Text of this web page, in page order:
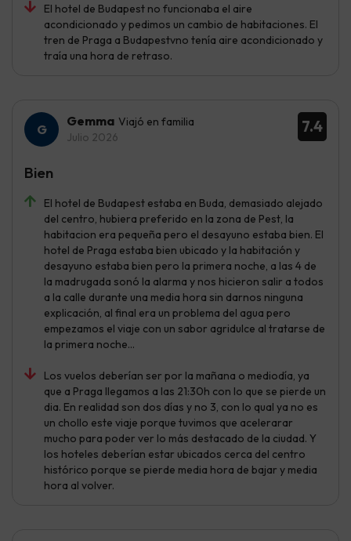
El hotel de Budapest no funcionaba el aire
acondicionado y pedimos un cambio de habitaciones. El
tren de Praga a Budapestvno tenía aire acondicionado y
traía una hora de retraso.
7.4
Gemma Viajó en familia
Julio 2026
El hotel de Budapest estaba en Buda, demasiado alejado
del centro, hubiera preferido en la zona de Pest, la
habitacion era pequeña pero el desayuno estaba bien. El
hotel de Praga estaba bien ubicado y la habitación y
desayuno estaba bien pero la primera noche, a las 4 de
la madrugada sonó la alarma y nos hicieron salir a todos
a la calle durante una media hora sin darnos ninguna
explicación, al final era un problema del agua pero
empezamos el viaje con un sabor agridulce al tratarse de
la primera noche…
Los vuelos deberían ser por la mañana o mediodía, ya
que a Praga llegamos a las 21:30h con lo que se pierde un
dia. En realidad son dos días y no 3, con lo qual ya no es
un chollo este viaje porque tuvimos que acelerarar
mucho para poder ver lo más destacado de la ciudad. Y
los hoteles deberían estar ubicados cerca del centro
histórico porque se pierde media hora de bajar y media
hora al volver.
Bien